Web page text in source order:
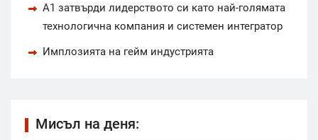
А1 затвърди лидерството си като най-голямата
технологична компания и системен интегратор
Имплозията на гейм индустрията
Мисъл на деня: